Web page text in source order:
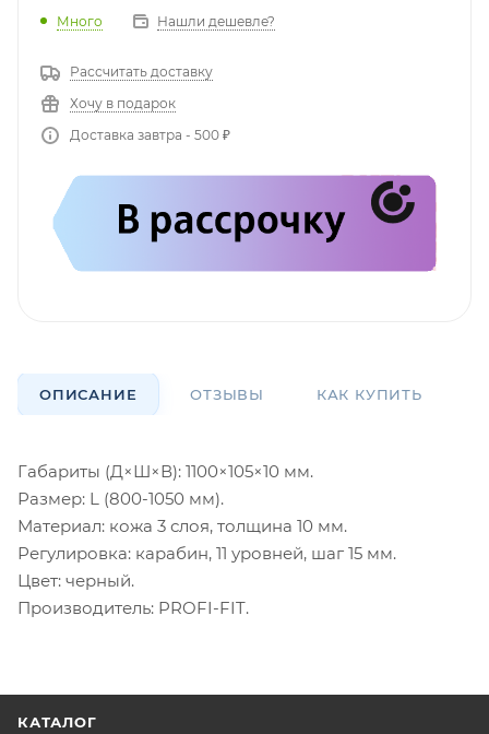
Много Нашли дешевле?
Рассчитать доставку
Хочу в подарок
Доставка завтра - 500 ₽
ОПИСАНИЕ ОТЗЫВЫ КАК КУПИТЬ
Габариты (Д×Ш×В): 1100×105×10 мм.
Размер: L (800-1050 мм).
Материал: кожа 3 слоя, толщина 10 мм.
Регулировка: карабин, 11 уровней, шаг 15 мм.
Цвет: черный.
Производитель: PROFI-FIT.
КАТАЛОГ